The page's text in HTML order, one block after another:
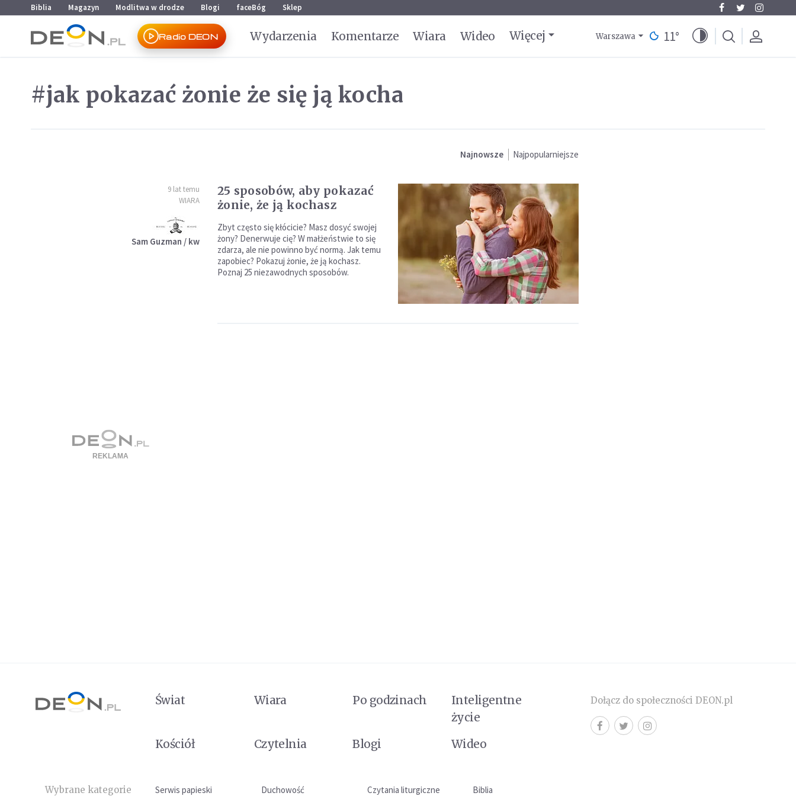
Przejdź do menu głównego
Przejdź do treści
Biblia Magazyn Modlitwa w drodze Blogi faceBóg Sklep
Radio DEON Wydarzenia Komentarze Wiara Wideo Więcej Warszawa 11°
#jak pokazać żonie że się ją kocha
Najnowsze Najpopularniejsze
9 lat temu
WIARA
Sam Guzman / kw
25 sposobów, aby pokazać
żonie, że ją kochasz
Zbyt często się kłócicie? Masz dosyć swojej
żony? Denerwuje cię? W małżeństwie to się
zdarza, ale nie powinno być normą. Jak temu
zapobiec? Pokazuj żonie, że ją kochasz.
Poznaj 25 niezawodnych sposobów.
Świat Wiara Po godzinach
Inteligentne
życie
Kościół
Czytelnia Blogi Wideo
Wybrane kategorie Serwis papieski Duchowość Czytania liturgiczne Biblia
Dołącz do społeczności DEON.pl